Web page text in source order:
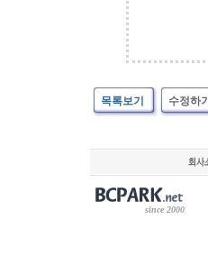
목록보기 수정하기
since 2000